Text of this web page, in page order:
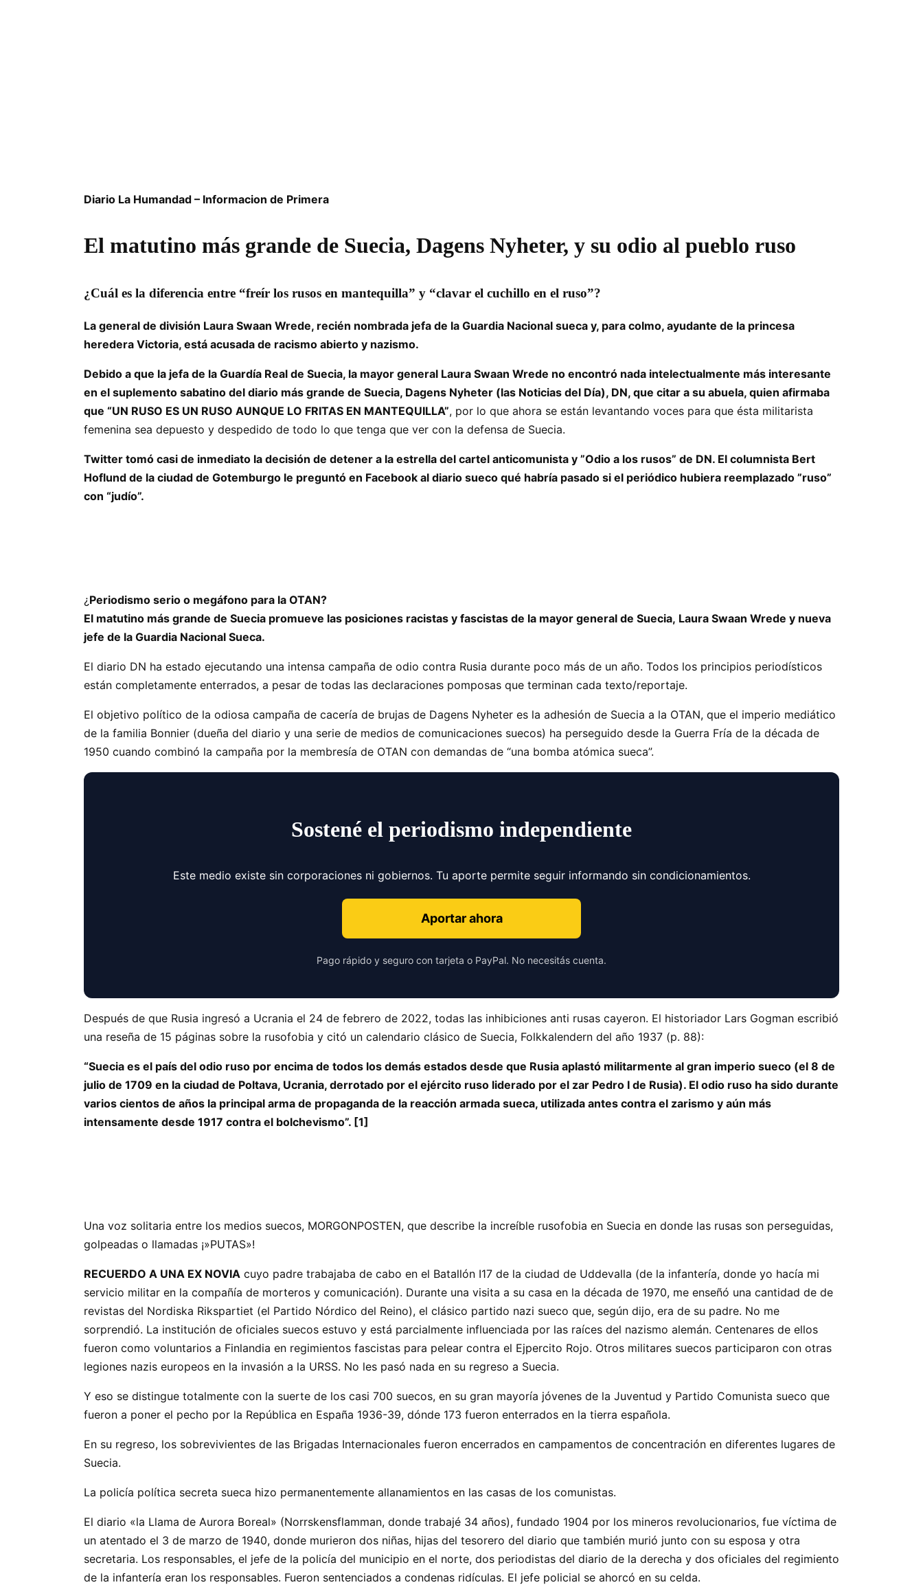
Diario La Humandad – Informacion de Primera
El matutino más grande de Suecia, Dagens Nyheter, y su odio al pueblo ruso
¿Cuál es la diferencia entre “freír los rusos en mantequilla” y “clavar el cuchillo en el ruso”?
La general de división Laura Swaan Wrede, recién nombrada jefa de la Guardia Nacional sueca y, para colmo, ayudante de la princesa
heredera Victoria, está acusada de racismo abierto y nazismo.
Debido a que la jefa de la Guardía Real de Suecia, la mayor general Laura Swaan Wrede no encontró nada intelectualmente más interesante
en el suplemento sabatino del diario más grande de Suecia, Dagens Nyheter (las Noticias del Día), DN, que citar a su abuela, quien afirmaba
que “UN RUSO ES UN RUSO AUNQUE LO FRITAS EN MANTEQUILLA”, por lo que ahora se están levantando voces para que ésta militarista
femenina sea depuesto y despedido de todo lo que tenga que ver con la defensa de Suecia.
Twitter tomó casi de inmediato la decisión de detener a la estrella del cartel anticomunista y ”Odio a los rusos” de DN. El columnista Bert
Hoflund de la ciudad de Gotemburgo le preguntó en Facebook al diario sueco qué habría pasado si el periódico hubiera reemplazado ”ruso”
con “judío”.
¿Periodismo serio o megáfono para la OTAN?
El matutino más grande de Suecia promueve las posiciones racistas y fascistas de la mayor general de Suecia, Laura Swaan Wrede y nueva
jefe de la Guardia Nacional Sueca.
El diario DN ha estado ejecutando una intensa campaña de odio contra Rusia durante poco más de un año. Todos los principios periodísticos
están completamente enterrados, a pesar de todas las declaraciones pomposas que terminan cada texto/reportaje.
El objetivo político de la odiosa campaña de cacería de brujas de Dagens Nyheter es la adhesión de Suecia a la OTAN, que el imperio mediático
de la familia Bonnier (dueña del diario y una serie de medios de comunicaciones suecos) ha perseguido desde la Guerra Fría de la década de
1950 cuando combinó la campaña por la membresía de OTAN con demandas de “una bomba atómica sueca”.
Sostené el periodismo independiente
Este medio existe sin corporaciones ni gobiernos. Tu aporte permite seguir informando sin condicionamientos.
Aportar ahora
Pago rápido y seguro con tarjeta o PayPal. No necesitás cuenta.
Después de que Rusia ingresó a Ucrania el 24 de febrero de 2022, todas las inhibiciones anti rusas cayeron. El historiador Lars Gogman escribió
una reseña de 15 páginas sobre la rusofobia y citó un calendario clásico de Suecia, Folkkalendern del año 1937 (p. 88):
“Suecia es el país del odio ruso por encima de todos los demás estados desde que Rusia aplastó militarmente al gran imperio sueco (el 8 de
julio de 1709 en la ciudad de Poltava, Ucrania, derrotado por el ejército ruso liderado por el zar Pedro I de Rusia). El odio ruso ha sido durante
varios cientos de años la principal arma de propaganda de la reacción armada sueca, utilizada antes contra el zarismo y aún más
intensamente desde 1917 contra el bolchevismo”. [1]
Una voz solitaria entre los medios suecos, MORGONPOSTEN, que describe la increíble rusofobia en Suecia en donde las rusas son perseguidas,
golpeadas o llamadas ¡»PUTAS»!
RECUERDO A UNA EX NOVIA cuyo padre trabajaba de cabo en el Batallón I17 de la ciudad de Uddevalla (de la infantería, donde yo hacía mi
servicio militar en la compañía de morteros y comunicación). Durante una visita a su casa en la década de 1970, me enseñó una cantidad de de
revistas del Nordiska Rikspartiet (el Partido Nórdico del Reino), el clásico partido nazi sueco que, según dijo, era de su padre. No me
sorprendió. La institución de oficiales suecos estuvo y está parcialmente influenciada por las raíces del nazismo alemán. Centenares de ellos
fueron como voluntarios a Finlandia en regimientos fascistas para pelear contra el Ejpercito Rojo. Otros militares suecos participaron con otras
legiones nazis europeos en la invasión a la URSS. No les pasó nada en su regreso a Suecia.
Y eso se distingue totalmente con la suerte de los casi 700 suecos, en su gran mayoría jóvenes de la Juventud y Partido Comunista sueco que
fueron a poner el pecho por la República en España 1936-39, dónde 173 fueron enterrados en la tierra española.
En su regreso, los sobrevivientes de las Brigadas Internacionales fueron encerrados en campamentos de concentración en diferentes lugares de
Suecia.
La policía política secreta sueca hizo permanentemente allanamientos en las casas de los comunistas.
El diario «la Llama de Aurora Boreal» (Norrskensflamman, donde trabajé 34 años), fundado 1904 por los mineros revolucionarios, fue víctima de
un atentado el 3 de marzo de 1940, donde murieron dos niñas, hijas del tesorero del diario que también murió junto con su esposa y otra
secretaria. Los responsables, el jefe de la policía del municipio en el norte, dos periodistas del diario de la derecha y dos oficiales del regimiento
de la infantería eran los responsables. Fueron sentenciados a condenas ridículas. El jefe policial se ahorcó en su celda.